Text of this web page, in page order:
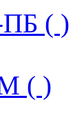
( )
( )